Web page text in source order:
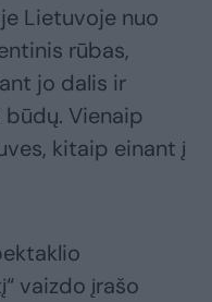
Lietuvoje nuo
rūbas,
jo dalis ir
Vienaip
kitaip einant į
vaizdo įrašo